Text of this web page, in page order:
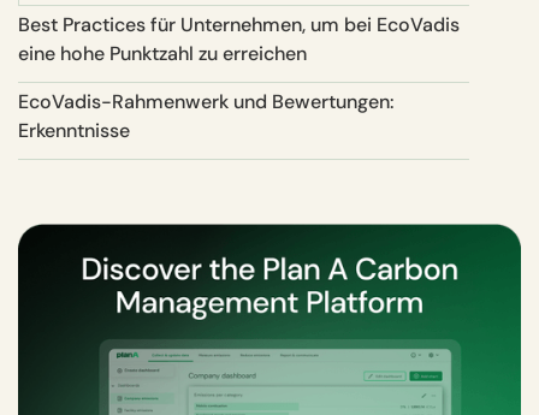
Best Practices für Unternehmen, um bei EcoVadis
eine hohe Punktzahl zu erreichen
EcoVadis-Rahmenwerk und Bewertungen:
Erkenntnisse